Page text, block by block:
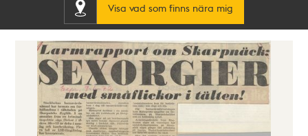
Visa vad som finns nära mig